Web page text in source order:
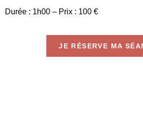
Durée : 1h00 – Prix : 100 €
JE RÉSERVE MA